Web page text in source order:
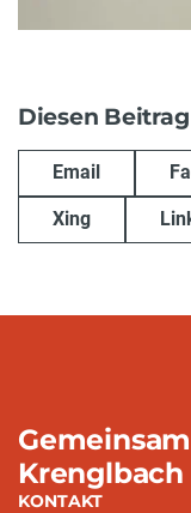
Diesen
Email
Xing
Krenglbach
KONTAKT